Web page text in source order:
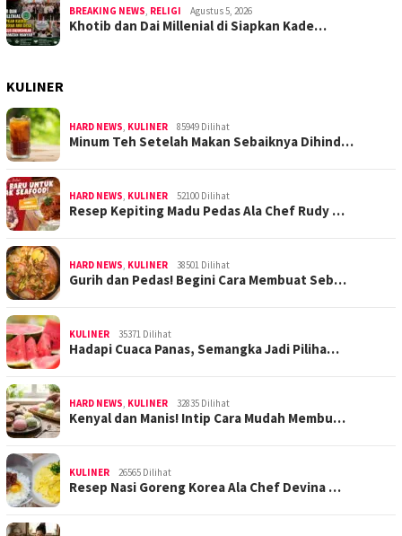
BREAKING NEWS RELIGI Agustus 5, 2026
Khotib dan Dai Millenial di Siapkan Kade…
KULINER
HARD NEWS KULINER 85949 Dilihat
Minum Teh Setelah Makan Sebaiknya Dihind…
HARD NEWS KULINER 52100 Dilihat
Resep Kepiting Madu Pedas Ala Chef Rudy …
HARD NEWS KULINER 38501 Dilihat
Gurih dan Pedas! Begini Cara Membuat Seb…
KULINER 35371 Dilihat
Hadapi Cuaca Panas, Semangka Jadi Piliha…
HARD NEWS KULINER 32835 Dilihat
Kenyal dan Manis! Intip Cara Mudah Membu…
KULINER 26565 Dilihat
Resep Nasi Goreng Korea Ala Chef Devina …